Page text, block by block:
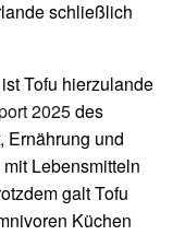
schließlich
Tofu hierzulande
2025des
Ernährung und
Lebensmitteln
galt Tofu
Küchen